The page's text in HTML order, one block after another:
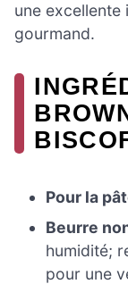
une
gourmand.
Pour la
Beurre
humidité;
pour une